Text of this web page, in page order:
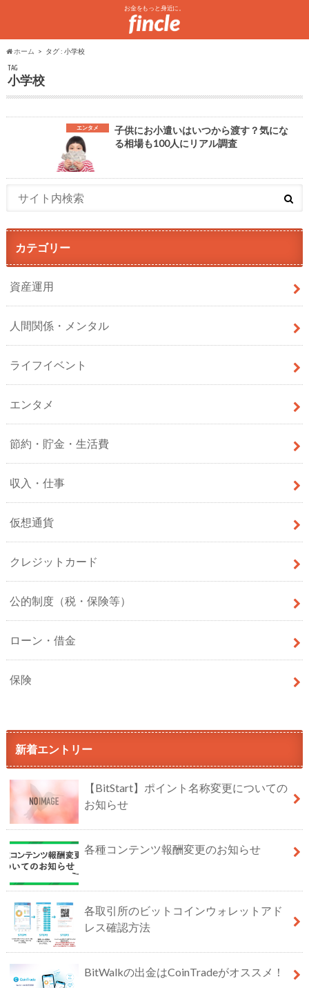
お金をもっと身近に。
ホーム タグ : 小学校
TAG
小学校
エンタメ
子供にお小遣いはいつから渡す？気にな
る相場も100人にリアル調査
カテゴリー
資産運用
人間関係・メンタル
ライフイベント
エンタメ
節約・貯金・生活費
収入・仕事
仮想通貨
クレジットカード
公的制度（税・保険等）
ローン・借金
保険
新着エントリー
【BitStart】ポイント名称変更についての
お知らせ
各種コンテンツ報酬変更のお知らせ
各取引所のビットコインウォレットアド
レス確認方法
BitWalkの出金はCoinTradeがオススメ！